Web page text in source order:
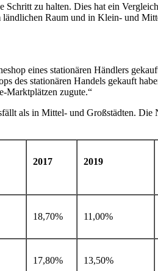
zu halten. Dies hat ein
Raum und in Klein- und
eines stationären Händlers
des stationären Handels gekauft
Marktplätzen zugute.“
als in Mittel- und Großstädten.
2017 2019
18,70% 11,00%
17,80% 13,50%